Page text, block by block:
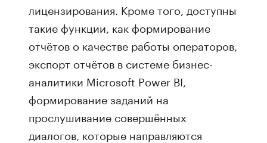
лицензирования. Кроме того, доступны
такие функции, как формирование
отчётов о качестве работы операторов,
экспорт отчётов в системе бизнес-
аналитики Microsoft Power BI,
формирование заданий на
прослушивание совершённых
диалогов, которые направляются